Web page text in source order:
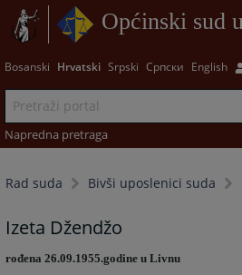
Općinski sud
Bosanski Hrvatski Srpski Српски English
Napredna pretraga
Rad suda Bivši uposlenici suda
Izeta Džendžo
rođena 26.09.1955.godine u Livnu